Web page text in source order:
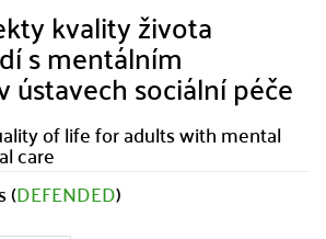
kvality života
s mentálním
ústavech sociální péče
of life for adults with mental
care
(DEFENDED)